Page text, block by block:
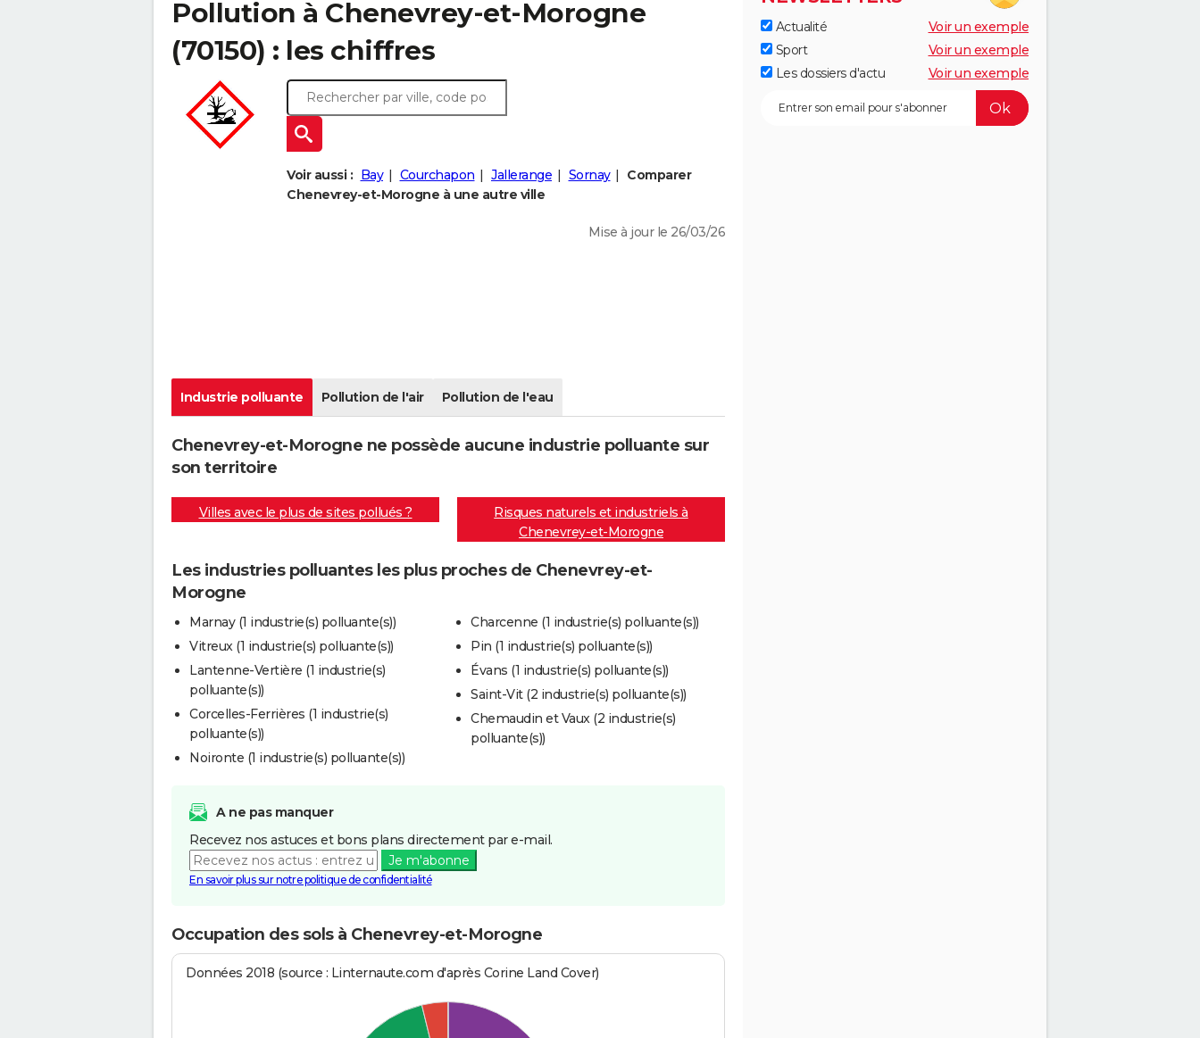
Pollution à Chenevrey-et-Morogne
(70150) : les chiffres
Voir aussi : Bay Courchapon Jallerange Sornay
Comparer
Chenevrey-et-Morogne à une autre ville
Mise à jour le 26/03/26
Industrie polluante Pollution de l'air Pollution de l'eau
Chenevrey-et-Morogne ne possède aucune industrie polluante sur
son territoire
Villes avec le plus de sites pollués ?
Risques naturels et industriels à
Chenevrey-et-Morogne
Les industries polluantes les plus proches de Chenevrey-et-
Morogne
Marnay (1 industrie(s) polluante(s))
Vitreux (1 industrie(s) polluante(s))
Lantenne-Vertière (1 industrie(s)
polluante(s))
Corcelles-Ferrières (1 industrie(s)
polluante(s))
Noironte (1 industrie(s) polluante(s))
Charcenne (1 industrie(s) polluante(s))
Pin (1 industrie(s) polluante(s))
Évans (1 industrie(s) polluante(s))
Saint-Vit (2 industrie(s) polluante(s))
Chemaudin et Vaux (2 industrie(s)
polluante(s))
A ne pas manquer
Recevez nos astuces et bons plans directement par e-mail.
Je m'abonne
En savoir plus sur notre politique de confidentialité
Occupation des sols à Chenevrey-et-Morogne
Données 2018 (source : Linternaute.com d'après Corine Land Cover)
Actualité
Voir un exemple
Sport
Voir un exemple
Les dossiers d'actu
Voir un exemple